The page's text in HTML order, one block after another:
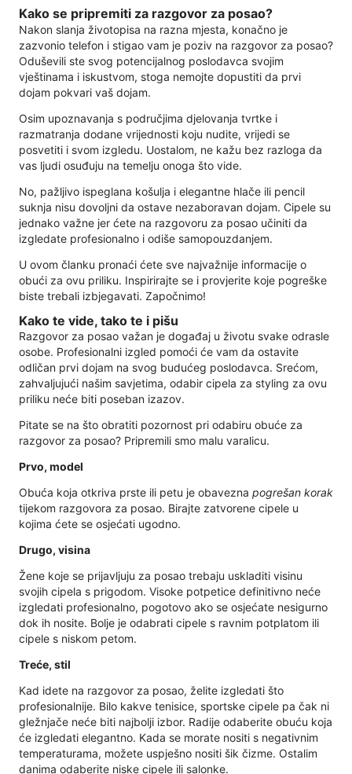
Kako se pripremiti za razgovor za posao?
Nakon slanja životopisa na razna mjesta, konačno je
zazvonio telefon i stigao vam je poziv na razgovor za posao?
Oduševili ste svog potencijalnog poslodavca svojim
vještinama i iskustvom, stoga nemojte dopustiti da prvi
dojam pokvari vaš dojam.
Osim upoznavanja s područjima djelovanja tvrtke i
razmatranja dodane vrijednosti koju nudite, vrijedi se
posvetiti i svom izgledu. Uostalom, ne kažu bez razloga da
vas ljudi osuđuju na temelju onoga što vide.
No, pažljivo ispeglana košulja i elegantne hlače ili pencil
suknja nisu dovoljni da ostave nezaboravan dojam. Cipele su
jednako važne jer ćete na razgovoru za posao učiniti da
izgledate profesionalno i odiše samopouzdanjem.
U ovom članku pronaći ćete sve najvažnije informacije o
obući za ovu priliku. Inspirirajte se i provjerite koje pogreške
biste trebali izbjegavati. Započnimo!
Kako te vide, tako te i pišu
Razgovor za posao važan je događaj u životu svake odrasle
osobe. Profesionalni izgled pomoći će vam da ostavite
odličan prvi dojam na svog budućeg poslodavca. Srećom,
zahvaljujući našim savjetima, odabir cipela za styling za ovu
priliku neće biti poseban izazov.
Pitate se na što obratiti pozornost pri odabiru obuće za
razgovor za posao? Pripremili smo malu varalicu.
Prvo, model
Obuća koja otkriva prste ili petu je obavezna pogrešan korak
tijekom razgovora za posao. Birajte zatvorene cipele u
kojima ćete se osjećati ugodno.
Drugo, visina
Žene koje se prijavljuju za posao trebaju uskladiti visinu
svojih cipela s prigodom. Visoke potpetice definitivno neće
izgledati profesionalno, pogotovo ako se osjećate nesigurno
dok ih nosite. Bolje je odabrati cipele s ravnim potplatom ili
cipele s niskom petom.
Treće, stil
Kad idete na razgovor za posao, želite izgledati što
profesionalnije. Bilo kakve tenisice, sportske cipele pa čak ni
gležnjače neće biti najbolji izbor. Radije odaberite obuću koja
će izgledati elegantno. Kada se morate nositi s negativnim
temperaturama, možete uspješno nositi šik čizme. Ostalim
danima odaberite niske cipele ili salonke.